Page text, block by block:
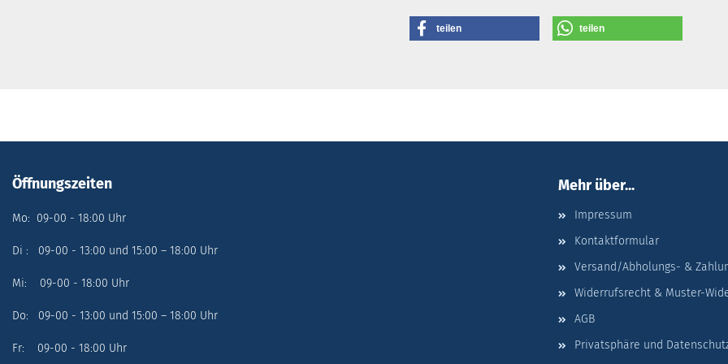
teilen teilen
Öffnungszeiten
Mo: 09-00 - 18:00 Uhr
Di : 09-00 - 13:00 und 15:00 – 18:00 Uhr
Mi: 09-00 - 18:00 Uhr
Do: 09-00 - 13:00 und 15:00 – 18:00 Uhr
Fr: 09-00 - 18:00 Uhr
Mehr über...
Impressum
Kontaktformular
Versand/Abholungs- &
Widerrufsrecht & Muster-
AGB
Privatsphäre und